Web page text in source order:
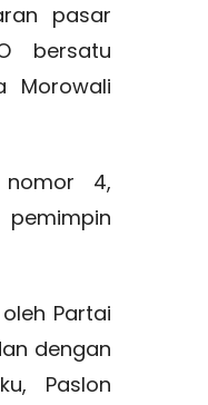
pasar
bersatu
Morowali
4,
Partai
dengan
Paslon